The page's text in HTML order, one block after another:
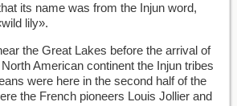
its name was from the Injun word,
lily».
the Great Lakes before the arrival of
American continent the Injun tribes
were here in the second half of the
the French pioneers Louis Jollier and